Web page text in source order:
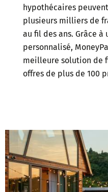
hypothécaires
plusieurs milliers de
au fil des ans. Grâce
personnalisé,
meilleure solution de
offres de plus de 100